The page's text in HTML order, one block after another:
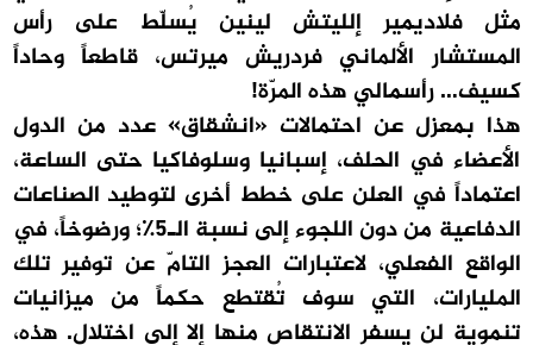
مثل فلاديمير إلليتش لينين يُسلّط على رأس
المستشار الألماني فردريش ميرتس، قاطعاً وحاداً
كسيف… رأسمالي هذه المرّة!
هذا بمعزل عن احتمالات «انشقاق» عدد من الدول
الأعضاء في الحلف، إسبانيا وسلوفاكيا حتى الساعة،
اعتماداً في العلن على خطط أخرى لتوطيد الصناعات
الدفاعية من دون اللجوء إلى نسبة الـ5٪؛ ورضوخاً، في
الواقع الفعلي، لاعتبارات العجز التامّ عن توفير تلك
المليارات، التي سوف تُقتطع حكماً من ميزانيات
تنموية لن يسفر الانتقاص منها إلا إلى اختلال. هذه،